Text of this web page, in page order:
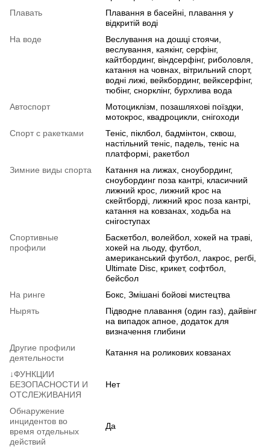
Плавать
Плавання в басейні, плавання у
відкритій воді
На воде
Веслування на дошці стоячи,
веслування, каякінг, серфінг,
кайтбординг, віндсерфінг, риболовля,
катання на човнах, вітрильний спорт,
водні лижі, вейкбординг, вейксерфінг,
тюбінг, снорклінг, бурхлива вода
Автоспорт
Мотоциклізм, позашляхові поїздки,
мотокрос, квадроцикли, снігоходи
Спорт с ракетками
Теніс, піклбол, бадмінтон, сквош,
настільний теніс, падель, теніс на
платформі, ракетбол
Зимние виды спорта
Катання на лижах, сноубординг,
сноубординг поза кантрі, класичний
лижний крос, лижний крос на
скейтборді, лижний крос поза кантрі,
катання на ковзанах, ходьба на
снігоступах
Спортивные
профили
Баскетбол, волейбол, хокей на траві,
хокей на льоду, футбол,
американський футбол, лакрос, регбі,
Ultimate Disc, крикет, софтбол,
бейсбол
На ринге
Бокс, Змішані бойові мистецтва
Нырять
Підводне плавання (один газ), дайвінг
на випадок апное, додаток для
визначення глибини
Другие профили
деятельности
Катання на роликових ковзанах
↓ФУНКЦИИ
БЕЗОПАСНОСТИ И
ОТСЛЕЖИВАНИЯ
Нет
Обнаружение
инцидентов во
время отдельных
действий
Да